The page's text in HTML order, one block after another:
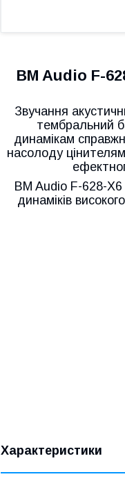
BM Audio F-
Звучання
тембральний
динамікам
насолоду
BM Audio F-628-
динаміків
Характеристики